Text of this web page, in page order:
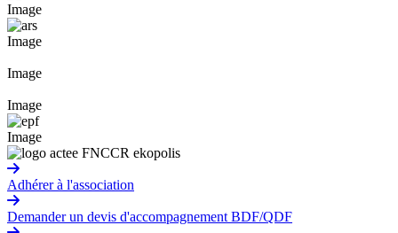
Image
Image
Image
Image
Image
Adhérer à l'association
Demander un devis d'accompagnement BDF/QDF